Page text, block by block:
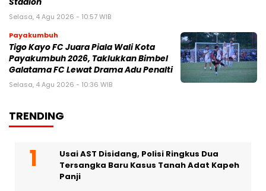
Stadion
Selasa, 4 Agu 2026 - 10:57 WIB
Payakumbuh
Tigo Kayo FC Juara Piala Wali Kota
Payakumbuh 2026, Taklukkan Bimbel
Galatama FC Lewat Drama Adu Penalti
Selasa, 4 Agu 2026 - 10:36 WIB
TRENDING
Usai AST Disidang, Polisi Ringkus Dua
Tersangka Baru Kasus Tanah Adat Kapeh
Panji